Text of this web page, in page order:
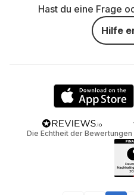
Hast du eine Frage
Hilfe
Die Echtheit der